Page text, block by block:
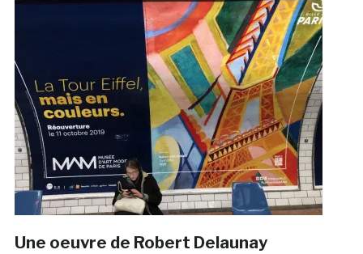
Une oeuvre de Robert Delaunay